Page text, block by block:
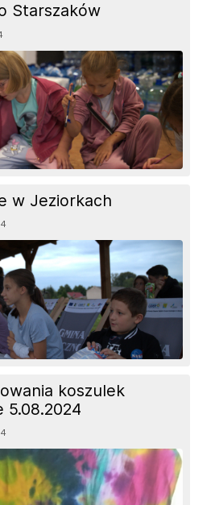
Starszaków
w Jeziorkach
koszulek
5.08.2024